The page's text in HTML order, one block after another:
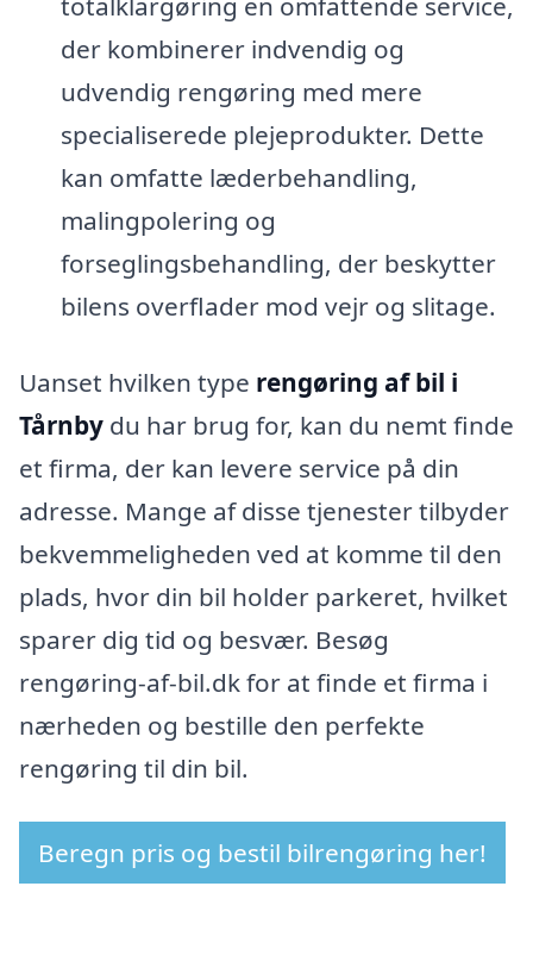
der kombinerer indvendig og
udvendig rengøring med mere
specialiserede plejeprodukter. Dette
kan omfatte læderbehandling,
malingpolering og
forseglingsbehandling, der beskytter
bilens overflader mod vejr og slitage.
Uanset hvilken type rengøring af bil i
Tårnby du har brug for, kan du nemt finde
et firma, der kan levere service på din
adresse. Mange af disse tjenester tilbyder
bekvemmeligheden ved at komme til den
plads, hvor din bil holder parkeret, hvilket
sparer dig tid og besvær. Besøg
rengøring-af-bil.dk for at finde et firma i
nærheden og bestille den perfekte
rengøring til din bil.
Beregn pris og bestil bilrengøring her!